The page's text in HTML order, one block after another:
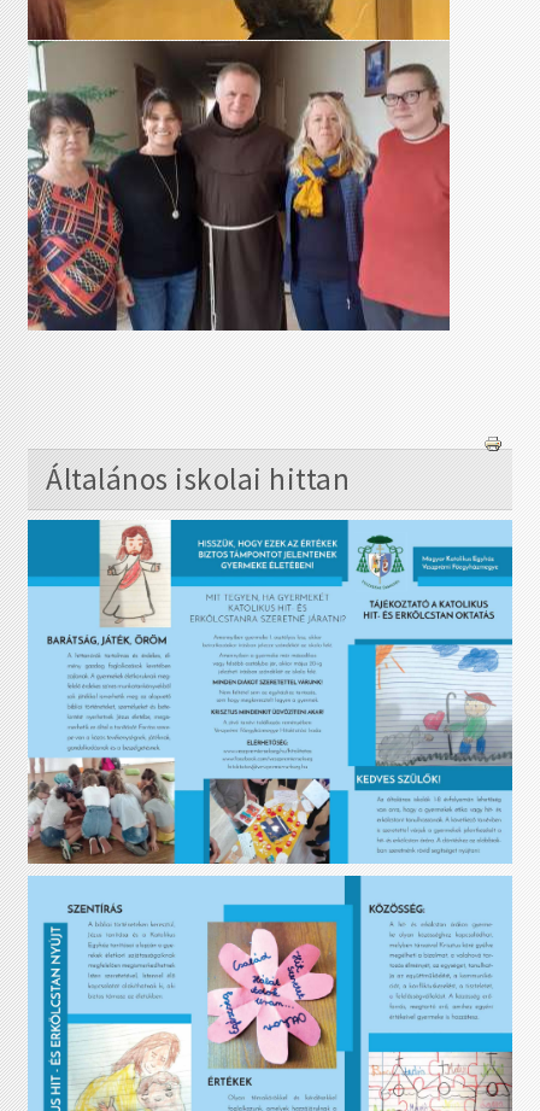
Általános iskolai hittan